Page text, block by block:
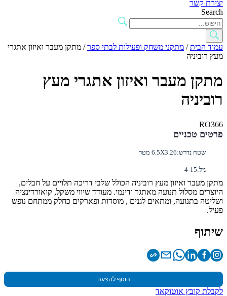
יצירת קשר
Search
עמוד הבית/ מתקני משחק ופעילות לבתי ספר/ מתקן מעבר ואיזון אתגרי
מעץ רוביניה
מתקן מעבר ואיזון אתגרי מעץ
רוביניה
RO366
פרטים טכניים
שטח נדרש:6.5X3.26 מטר
גיל:4-15
מתקן מעבר ואיזון מעץ רוביניה הכולל שלבי דריכה תלויים על חבלים,
היוצרים מסלול תנועה מאתגר ודינמי. מעודד שיווי משקל, קואורדינציה
ושליטה בתנועה, ומתאים לגנים , מוסדות ופארקים כחלק ממתחם נופש
פעיל.
שיתוף
הוסף להצעה
לקבלת קובץ אוטוקאד